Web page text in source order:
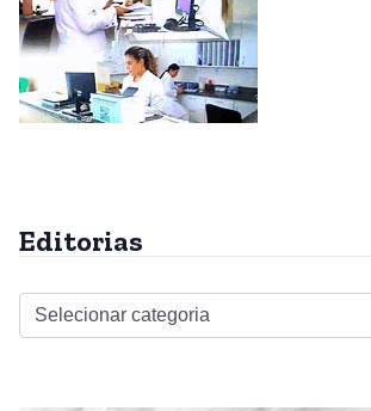
Editorias